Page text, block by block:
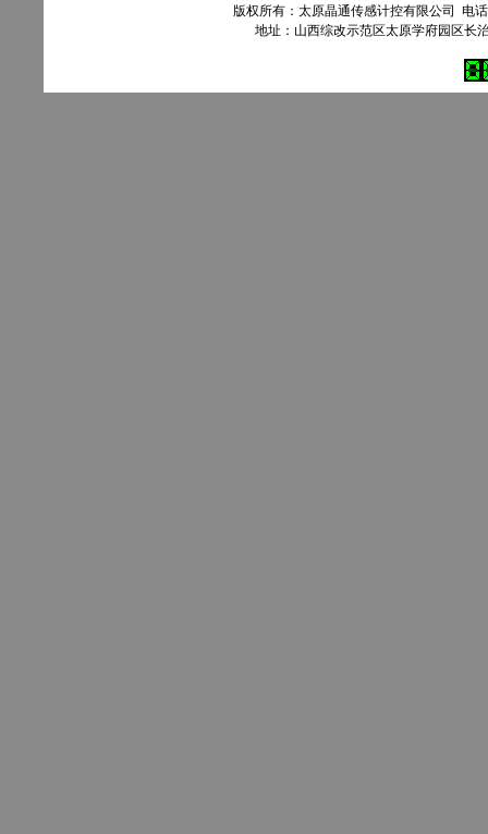
版权所有：太原晶通传感计控有限公司 电
地址：山西综改示范区太原学府园区长